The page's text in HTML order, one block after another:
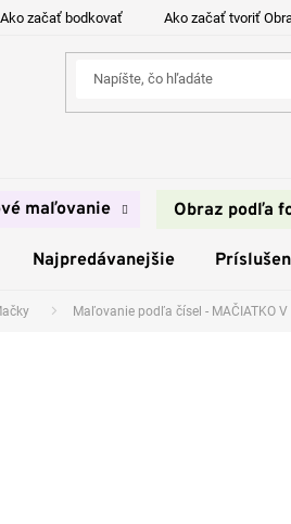
Ako začať bodkovať Ako začať tvoriť
maľovanie Obraz podľa
Najpredávanejšie
Maľovanie podľa čísel - MAČIATKO V